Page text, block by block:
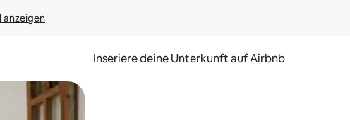
anzeigen
Inseriere deine Unterkunft auf Airbnb